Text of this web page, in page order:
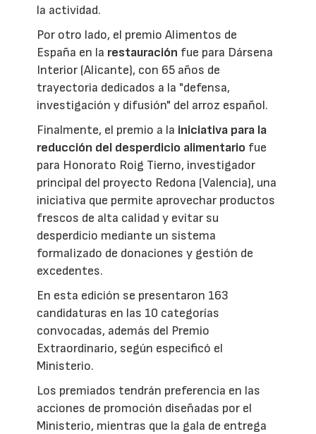
la actividad.
Por otro lado, el premio Alimentos de
España en la restauración fue para Dársena
Interior (Alicante), con 65 años de
trayectoria dedicados a la "defensa,
investigación y difusión" del arroz español.
Finalmente, el premio a la iniciativa para la
reducción del desperdicio alimentario fue
para Honorato Roig Tierno, investigador
principal del proyecto Redona (Valencia), una
iniciativa que permite aprovechar productos
frescos de alta calidad y evitar su
desperdicio mediante un sistema
formalizado de donaciones y gestión de
excedentes.
En esta edición se presentaron 163
candidaturas en las 10 categorías
convocadas, además del Premio
Extraordinario, según especificó el
Ministerio.
Los premiados tendrán preferencia en las
acciones de promoción diseñadas por el
Ministerio, mientras que la gala de entrega